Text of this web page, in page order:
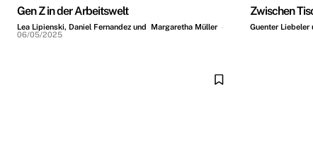
Gen Z in der Arbeitswelt
Lea Lipienski, Daniel Fernandez und Margaretha Müller -
06/05/2025
Zwischen
Guenter